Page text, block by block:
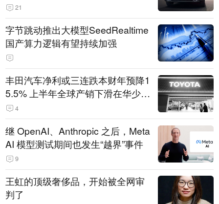
21
字节跳动推出大模型SeedRealtime
国产算力逻辑有望持续加强
丰田汽车净利或三连跌本财年预降1
5.5% 上半年全球产销下滑在华少卖
14.3万辆
4
继 OpenAI、Anthropic 之后，Meta
AI 模型测试期间也发生“越界”事件
9
王虹的顶级奢侈品，开始被全网审
判了